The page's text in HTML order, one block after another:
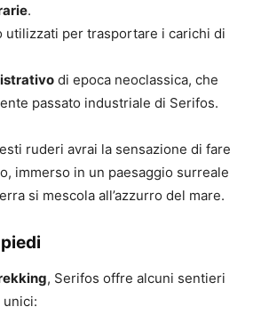
.
utilizzati per trasportare i carichi di
di epoca neoclassica, che
passato industriale di Serifos.
ruderi avrai la sensazione di fare
immerso in un paesaggio surreale
si mescola all’azzurro del mare.
, Serifos offre alcuni sentieri
unici: